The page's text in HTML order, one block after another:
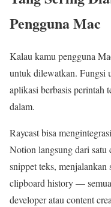
Pengguna Mac
Kalau kamu pengguna
untuk dilewatkan.
aplikasi berbasis perintah
dalam.
Raycast bisa
Notion langsung dari satu
snippet teks, menjalankan
clipboard history —
developer atau content